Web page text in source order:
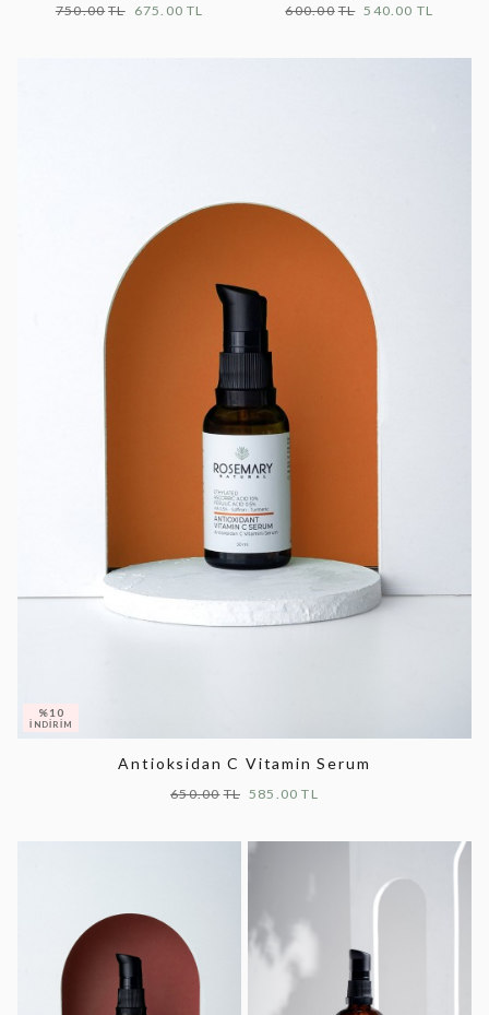
750.00 675.00 600.00 540.00
Antioksidan C Vitamin Serum
650.00 585.00